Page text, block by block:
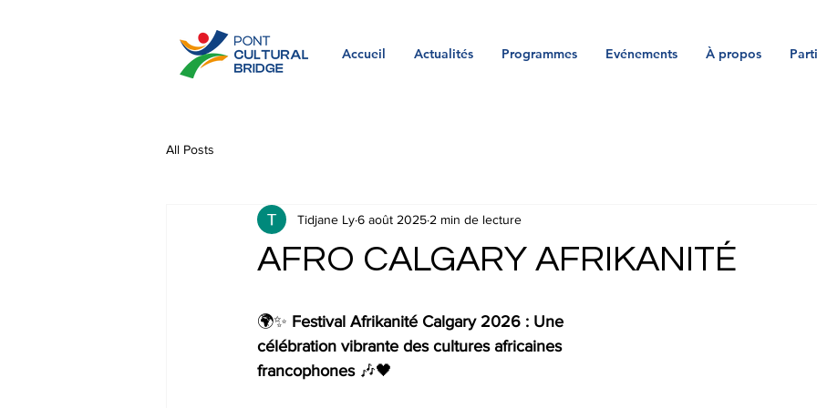
Accueil Actualités Programmes Evénements À propos
All Posts
AFRO CALGARY AFRIKANITÉ
Tidjane Ly6 août 2025 2 min de lecture
🌍✨ Festival Afrikanité Calgary 2026 : Une
célébration vibrante des cultures africaines
francophones 🎶🖤